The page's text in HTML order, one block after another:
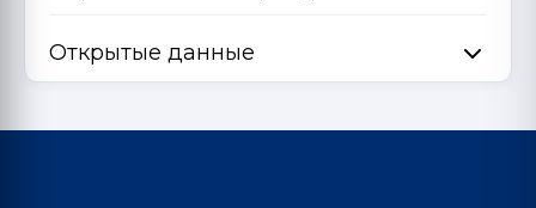
Открытые данные